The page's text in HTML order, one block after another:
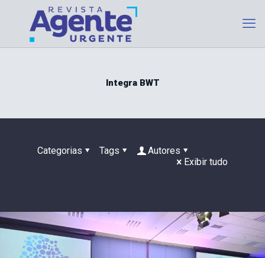
Integra BWT
Categorias Tags
Autores
Exibir tudo